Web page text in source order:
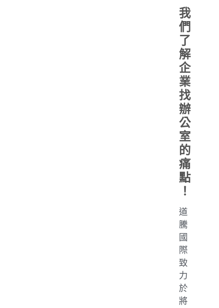
我
們
了
解
企
業
找
辦
公
室
的
痛
點
！
道
騰
國
際
致
力
於
將